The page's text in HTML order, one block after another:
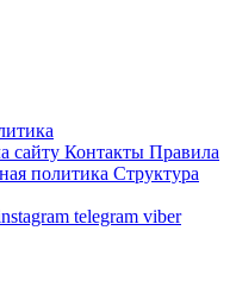
сайту Контакты Правила
политика Структура
telegram viber